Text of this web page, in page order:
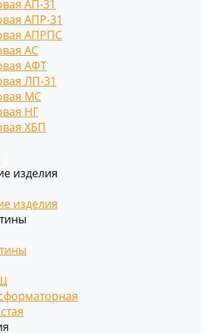
АП-31
АПР-31
АПРПС
АС
АФТ
ЛП-31
МС
НГ
ХБП
изделия
изделия